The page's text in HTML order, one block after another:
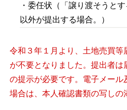
・委任状（「譲り渡そうと
以外が提出する場合。）
令和３年１月より、土地売買等
が不要となりました。提出者
の提示が必要です。電子メール
場合は、本人確認書類の写しの